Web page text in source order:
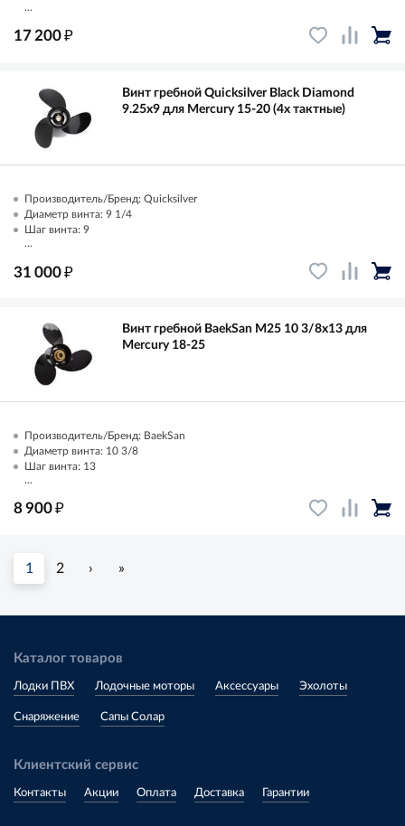
...
17 200₽
Винт гребной Quicksilver Black Diamond
9.25x9 для Mercury 15-20 (4х тактные)
Производитель/Бренд: Quicksilver
Диаметр винта: 9 1/4
Шаг винта: 9
...
31 000₽
Винт гребной BaekSan M25 10 3/8x13 для
Mercury 18-25
Производитель/Бренд: BaekSan
Диаметр винта: 10 3/8
Шаг винта: 13
...
8 900₽
1 2 › »
Каталог товаров
Лодки ПВХ Лодочные моторы Аксессуары Эхолоты
Снаряжение Сапы Солар
Клиентский сервис
Контакты Акции Оплата Доставка Гарантии